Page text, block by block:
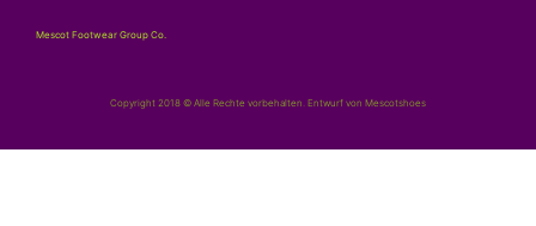
Mescot Footwear Group Co.
Copyright 2018 © Alle Rechte vorbehalten. Entwurf von Mescotshoes